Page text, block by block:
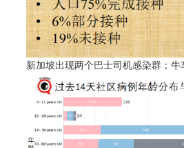
新加坡出现两个巴士司机感染群；牛